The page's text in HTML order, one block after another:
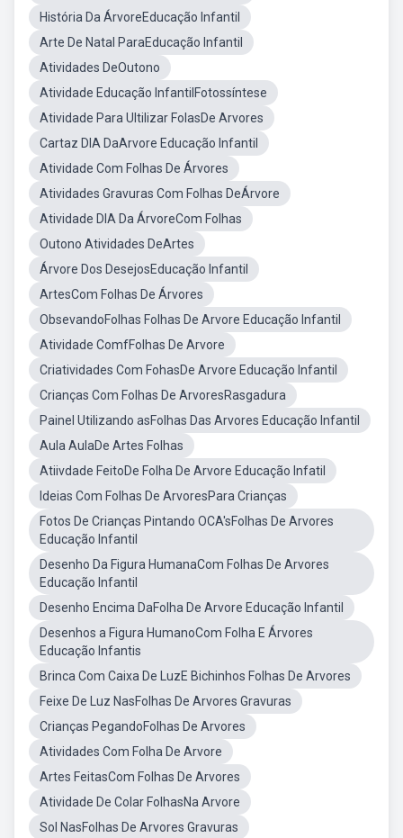
História Da ÁrvoreEducação Infantil
Arte De Natal ParaEducação Infantil
Atividades DeOutono
Atividade Educação InfantilFotossíntese
Atividade Para Ultilizar FolasDe Arvores
Cartaz DIA DaArvore Educação Infantil
Atividade Com Folhas De Árvores
Atividades Gravuras Com Folhas DeÁrvore
Atividade DIA Da ÁrvoreCom Folhas
Outono Atividades DeArtes
Árvore Dos DesejosEducação Infantil
ArtesCom Folhas De Árvores
ObsevandoFolhas Folhas De Arvore Educação Infantil
Atividade ComfFolhas De Arvore
Criatividades Com FohasDe Arvore Educação Infantil
Crianças Com Folhas De ArvoresRasgadura
Painel Utilizando asFolhas Das Arvores Educação Infantil
Aula AulaDe Artes Folhas
Atiivdade FeitoDe Folha De Arvore Educação Infatil
Ideias Com Folhas De ArvoresPara Crianças
Fotos De Crianças Pintando OCA'sFolhas De Arvores
Educação Infantil
Desenho Da Figura HumanaCom Folhas De Arvores
Educação Infantil
Desenho Encima DaFolha De Arvore Educação Infantil
Desenhos a Figura HumanoCom Folha E Árvores
Educação Infantis
Brinca Com Caixa De LuzE Bichinhos Folhas De Arvores
Feixe De Luz NasFolhas De Arvores Gravuras
Crianças PegandoFolhas De Arvores
Atividades Com Folha De Arvore
Artes FeitasCom Folhas De Arvores
Atividade De Colar FolhasNa Arvore
Sol NasFolhas De Arvores Gravuras